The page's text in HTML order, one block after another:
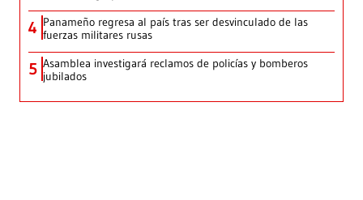
4 Panameño regresa al país tras ser desvinculado de las
fuerzas militares rusas
5 Asamblea investigará reclamos de policías y bomberos
jubilados